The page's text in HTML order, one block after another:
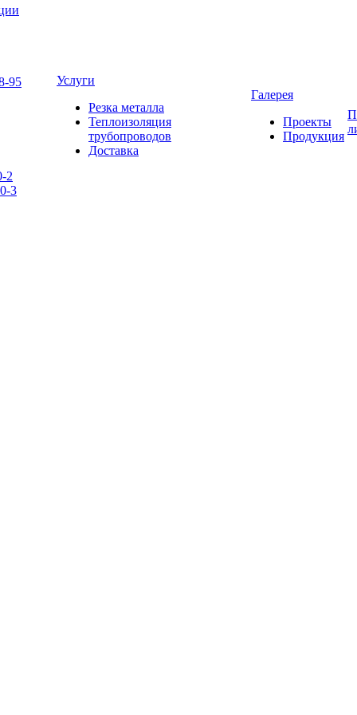
95
2
3
Услуги
Резка металла
Теплоизоляция
трубопроводов
Доставка
Галерея
Проекты
Продукция